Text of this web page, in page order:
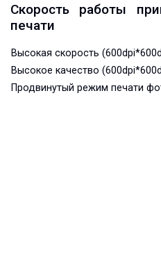
Скорость работы
печати
Высокая скорость
Высокое качество
Продвинутый режим печати